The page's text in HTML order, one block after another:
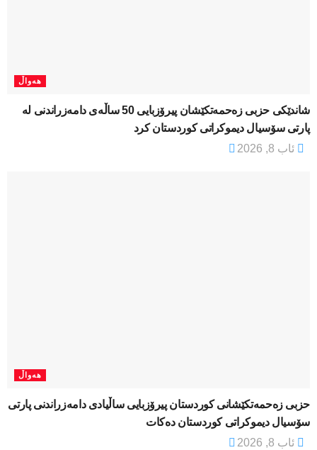
هەواڵ
شاندێکی حزبی زەحمەتکێشان پیرۆزبایی 50 ساڵەی دامەزراندنی لە
پارتی سۆسیال دیموکراتی کوردستان کرد
ئاب 8, 2026
هەواڵ
​حزبی زەحمەتکێشانی کوردستان پیرۆزبایی ساڵیادی دامەزراندنی پارتی
سۆسیال دیموکراتی کوردستان دەکات
ئاب 8, 2026